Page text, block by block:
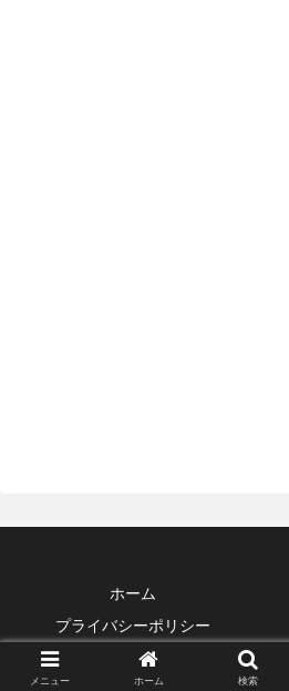
ホーム
プライバシーポリシー
Copyright © 2006-2026 自転車散
メニュー ホーム 検索